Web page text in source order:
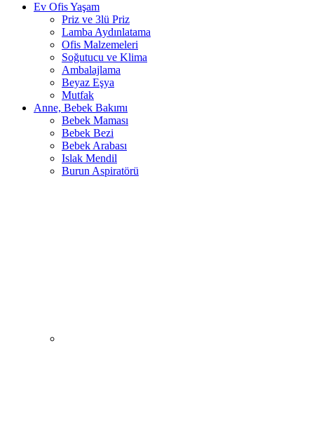
Ev Ofis Yaşam
Priz ve 3lü Priz
Lamba Aydınlatama
Ofis Malzemeleri
Soğutucu ve Klima
Ambalajlama
Beyaz Eşya
Mutfak
Anne, Bebek Bakımı
Bebek Maması
Bebek Bezi
Bebek Arabası
Islak Mendil
Burun Aspiratörü